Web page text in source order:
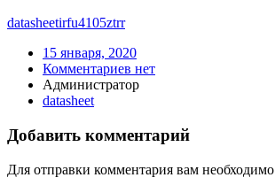
datasheetirfu4105ztrr
15 января, 2020
Комментариев нет
Администратор
datasheet
Добавить комментарий
Для отправки комментария вам необходимо